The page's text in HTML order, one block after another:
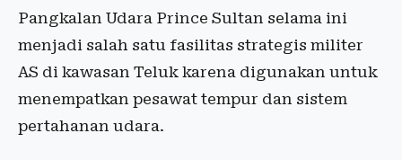
Pangkalan Udara Prince Sultan selama ini
menjadi salah satu fasilitas strategis militer
AS di kawasan Teluk karena digunakan untuk
menempatkan pesawat tempur dan sistem
pertahanan udara.